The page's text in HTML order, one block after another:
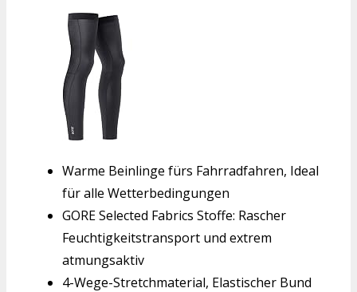
Warme Beinlinge fürs Fahrradfahren, Ideal
für alle Wetterbedingungen
GORE Selected Fabrics Stoffe: Rascher
Feuchtigkeitstransport und extrem
atmungsaktiv
4-Wege-Stretchmaterial, Elastischer Bund